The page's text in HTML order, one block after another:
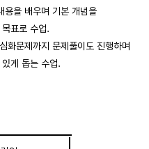
용을 배우며 기본 개념을
표로 수업.
화문제까지 문제풀이도 진행하며
게 돕는 수업.